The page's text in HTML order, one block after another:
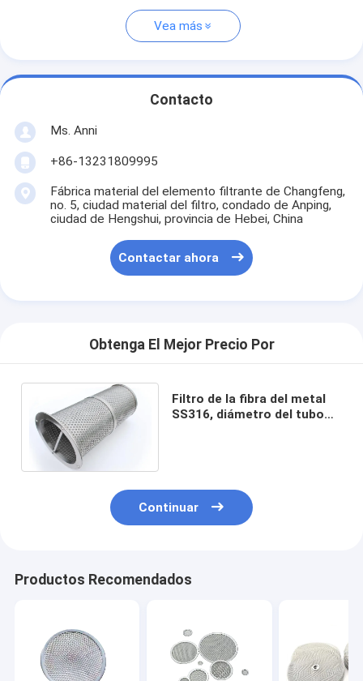
Vea más
Contacto
Ms. Anni
+86-13231809995
Fábrica material del elemento filtrante de Changfeng,
no. 5, ciudad material del filtro, condado de Anping,
ciudad de Hengshui, provincia de Hebei, China
Contactar ahora
Obtenga El Mejor Precio Por
Filtro de la fibra del metal
SS316, diámetro del tubo
Continuar
Productos Recomendados